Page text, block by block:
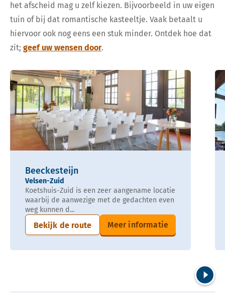
het afscheid mag u zelf kiezen. Bijvoorbeeld in uw eigen
tuin of bij dat romantische kasteeltje. Vaak betaalt u
hiervoor ook nog eens een stuk minder. Ontdek hoe dat
zit; geef uw wensen door.
Beeckesteijn
Velsen-Zuid
Koetshuis-Zuid is een zeer aangename locatie
waarbij de aanwezige met de gedachten even
weg kunnen d...
Bekijk de route Meer informatie